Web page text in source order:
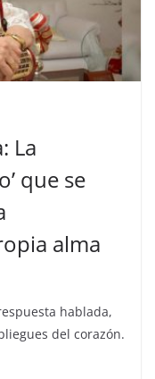
La
que se
alma
hablada,
del corazón.